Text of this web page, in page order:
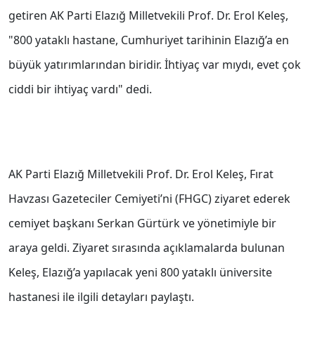
getiren AK Parti Elazığ Milletvekili Prof. Dr. Erol Keleş,
"800 yataklı hastane, Cumhuriyet tarihinin Elazığ’a en
büyük yatırımlarından biridir. İhtiyaç var mıydı, evet çok
ciddi bir ihtiyaç vardı" dedi.
AK Parti Elazığ Milletvekili Prof. Dr. Erol Keleş, Fırat
Havzası Gazeteciler Cemiyeti’ni (FHGC) ziyaret ederek
cemiyet başkanı Serkan Gürtürk ve yönetimiyle bir
araya geldi. Ziyaret sırasında açıklamalarda bulunan
Keleş, Elazığ’a yapılacak yeni 800 yataklı üniversite
hastanesi ile ilgili detayları paylaştı.